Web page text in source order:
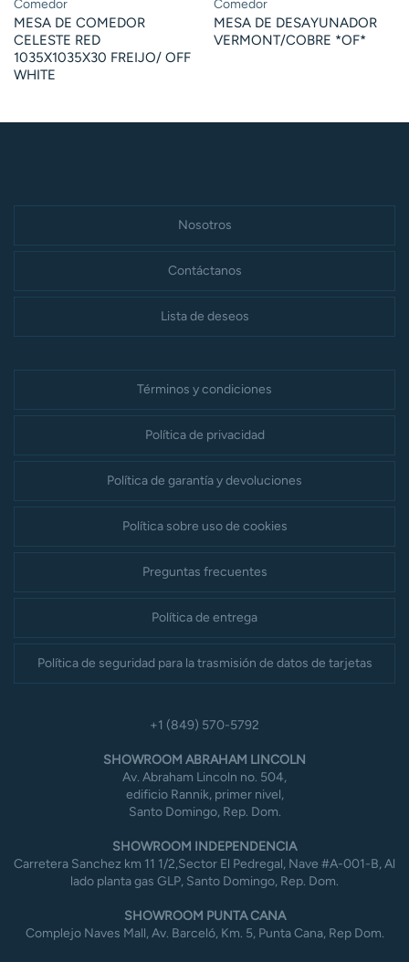
Comedor
MESA DE COMEDOR
CELESTE RED
1035X1035X30 FREIJO/ OFF
WHITE
Comedor
MESA DE DESAYUNADOR
VERMONT/COBRE *OF*
Nosotros
Contáctanos
Lista de deseos
Términos y condiciones
Política de privacidad
Política de garantía y devoluciones
Política sobre uso de cookies
Preguntas frecuentes
Política de entrega
Política de seguridad para la trasmisión de datos de tarjetas
+1 (849) 570-5792
SHOWROOM ABRAHAM LINCOLN
Av. Abraham Lincoln no. 504,
edificio Rannik, primer nivel,
Santo Domingo, Rep. Dom.
SHOWROOM INDEPENDENCIA
Carretera Sanchez km 11 1/2,Sector El Pedregal, Nave #A-001-B, Al
lado planta gas GLP, Santo Domingo, Rep. Dom.
SHOWROOM PUNTA CANA
Complejo Naves Mall, Av. Barceló, Km. 5, Punta Cana, Rep Dom.